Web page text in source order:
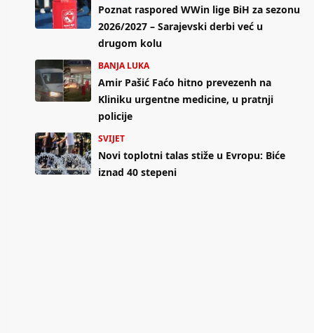
Poznat raspored WWin lige BiH za sezonu
2026/2027 – Sarajevski derbi već u
drugom kolu
BANJA LUKA
Amir Pašić Faćo hitno prevezenh na
Kliniku urgentne medicine, u pratnji
policije
SVIJET
Novi toplotni talas stiže u Evropu: Biće
iznad 40 stepeni